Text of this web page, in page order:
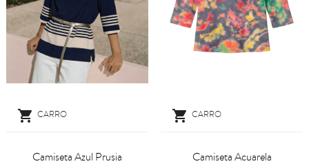
 CARRO
Camiseta Azul Prusia
 CARRO
Camiseta Acuarela